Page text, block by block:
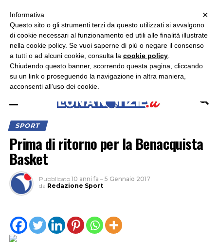
ASCOLTA RADIO LUNA
SPORT
Prima di ritorno per la Benacquista
Basket
Pubblicato 10 anni fa – 5 Gennaio 2017
da Redazione Sport
×
×
Informativa
Questo sito o gli strumenti terzi da questo utilizzati si avvalgono
di cookie necessari al funzionamento ed utili alle finalità illustrate
nella cookie policy. Se vuoi saperne di più o negare il consenso
a tutti o ad alcuni cookie, consulta la cookie policy
Chiudendo questo banner, scorrendo questa pagina, cliccando
su un link o proseguendo la navigazione in altra maniera,
acconsenti all’uso dei cookie.